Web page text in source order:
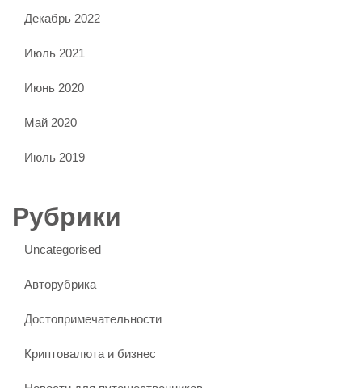
Декабрь 2022
Июль 2021
Июнь 2020
Май 2020
Июль 2019
Рубрики
Uncategorised
Авторубрика
Достопримечательности
Криптовалюта и бизнес